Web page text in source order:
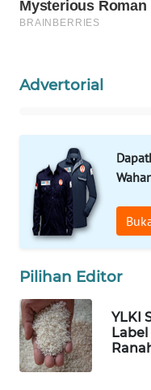
Advertorial
Pilihan Editor
YLKI
Label
WAHANANEWS
ID
WAHANANEWS
CO ID
WAHANANEWS
WAHANA
SPORT